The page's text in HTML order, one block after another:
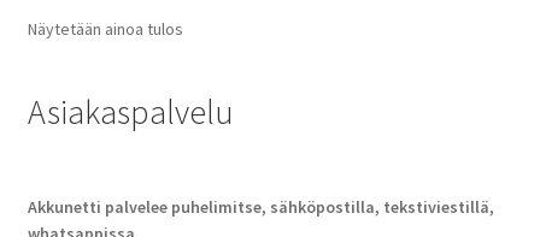
Näytetään ainoa tulos
Asiakaspalvelu
Akkunetti palvelee puhelimitse, sähköpostilla, tekstiviestillä,